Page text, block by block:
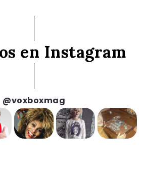
en Instagram
@voxboxmag